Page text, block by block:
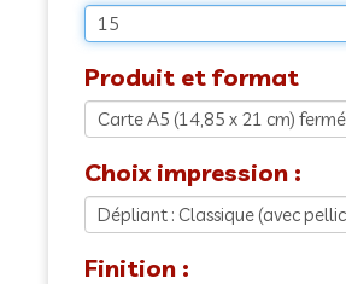
Produit et format
Choix impression :
Finition :